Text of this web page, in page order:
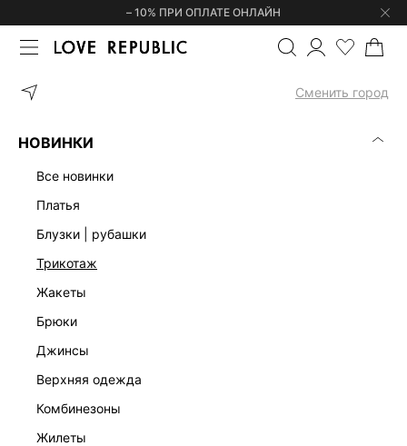
– 10% ПРИ ОПЛАТЕ ОНЛАЙН
Сменить город
НОВИНКИ
все новинки
платья
блузки | рубашки
трикотаж
жакеты
брюки
джинсы
верхняя одежда
комбинезоны
жилеты
ГЛАВНАЯ ФУТБОЛКИ | ЛОНГСЛИВЫ ФУТБОЛКА